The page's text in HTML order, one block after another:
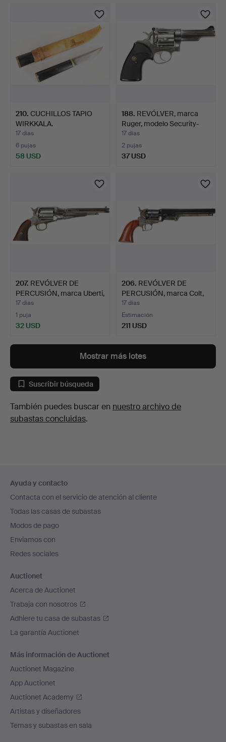
210. CUCHILLOS TAPIO
WIRKKALA.
17 días
6 pujas
58 USD
188. REVÓLVER, marca
Ruger, modelo Security-
Six…
17 días
2 pujas
37 USD
207. REVÓLVER DE
PERCUSIÓN, marca Uberti,
model…
17 días
1 puja
32 USD
206. REVÓLVER DE
PERCUSIÓN, marca Colt,
modelo …
17 días
Estimación
211 USD
Mostrar más lotes
Suscribir búsqueda
También puedes buscar en nuestro archivo de
subastas concluidas.
en
el
pie
de
página
Ayuda y contacto
Contacta con el servicio de atención al cliente
Todas las casas de subastas
Modos de pago
Enviamos con
Redes sociales
Auctionet
Acerca de Auctionet
Trabaja con nosotros
Adhiere tu casa de subastas
La garantía Auctionet
Más información de Auctionet
Auctionet Magazine
App Auctionet
Auctionet Academy
Artistas y diseñadores
Temas y subastas en sala